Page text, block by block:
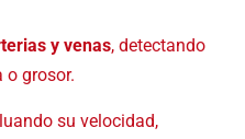
y venas, detectando
grosor.
su velocidad,